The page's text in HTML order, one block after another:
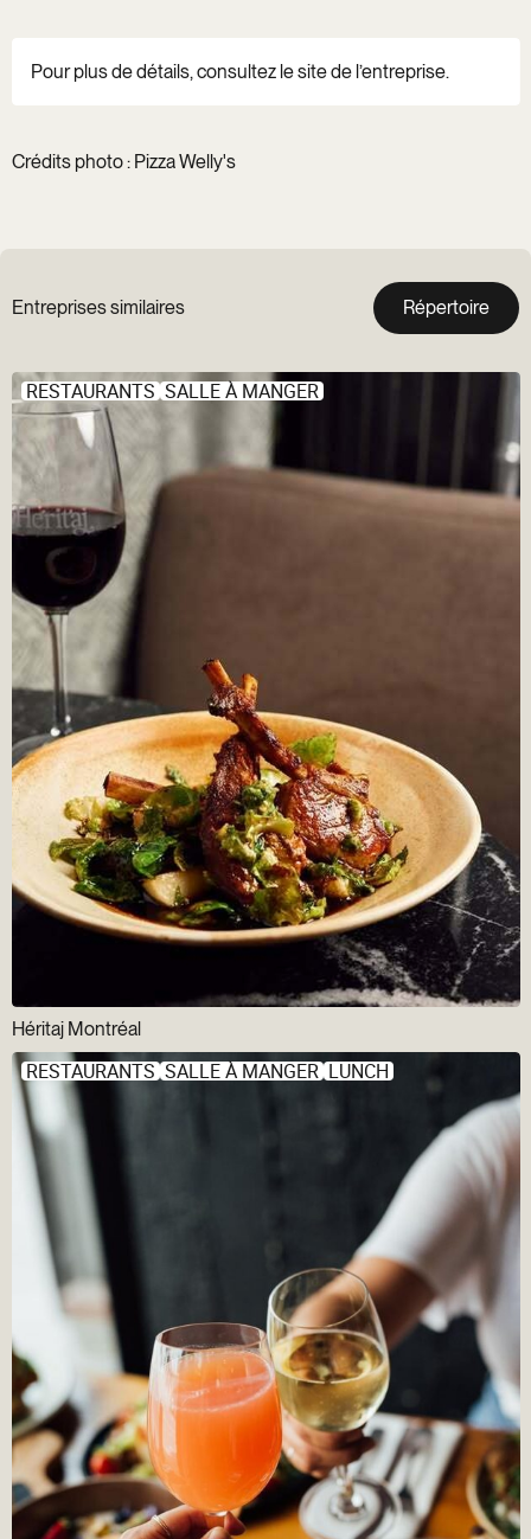
Pour plus de détails, consultez le site de l’entreprise.
Crédits photo : Pizza Welly's
Entreprises similaires Répertoire
RESTAURANTS SALLE À MANGER
Héritaj Montréal
RESTAURANTS SALLE À MANGER LUNCH